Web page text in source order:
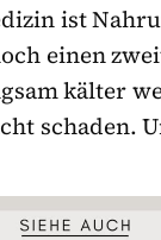
ist
einen
kälter
schaden.